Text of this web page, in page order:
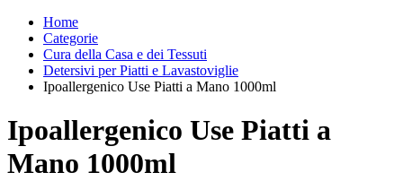
Home
Categorie
Cura della Casa e dei Tessuti
Detersivi per Piatti e Lavastoviglie
Ipoallergenico Use Piatti a Mano 1000ml
Ipoallergenico Use Piatti a
Mano 1000ml